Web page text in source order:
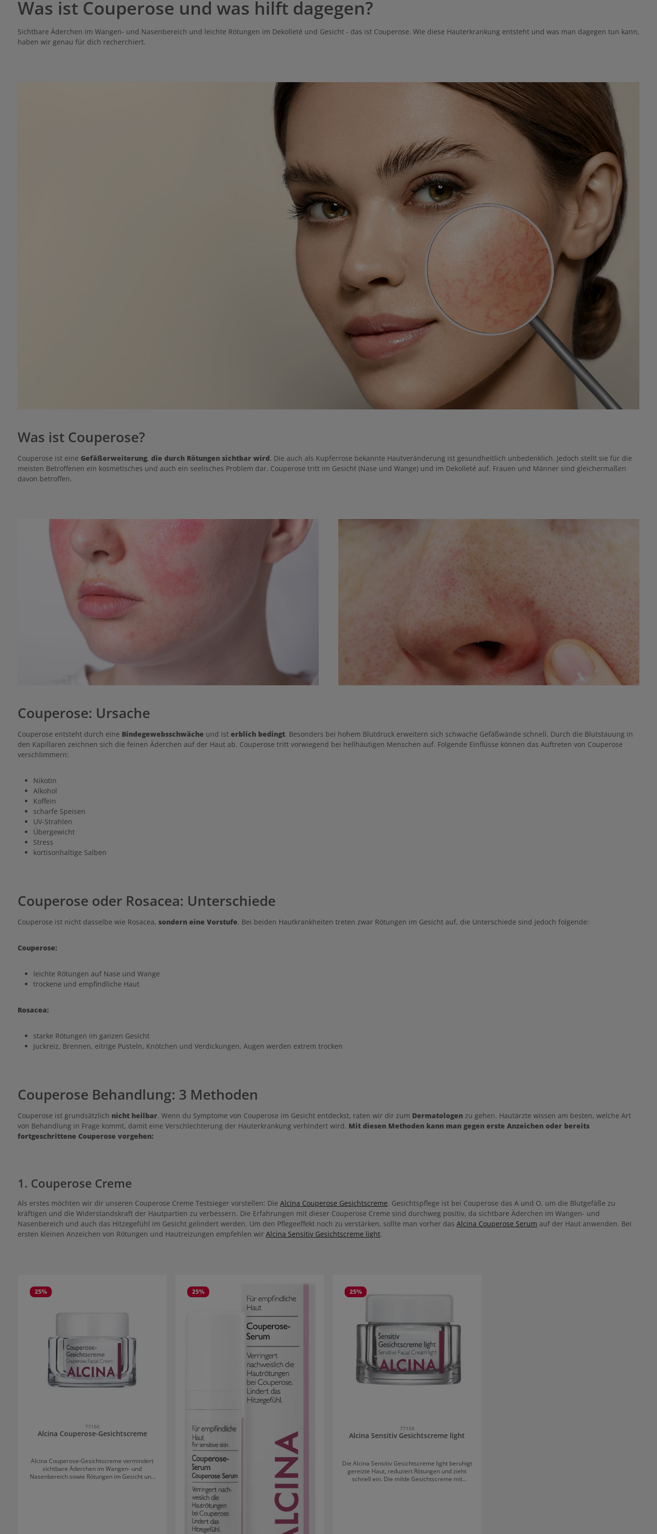
Was ist Couperose und was hilft dagegen?
Sichtbare Äderchen im Wangen- und Nasenbereich und leichte Rötungen im Dekolleté und Gesicht - das ist Couperose. Wie diese Hauterkrankung entsteht und was man dagegen tun kann,
haben wir genau für dich recherchiert.
Was ist Couperose?
Couperose ist eine Gefäßerweiterung, die durch Rötungen sichtbar wird. Die auch als Kupferrose bekannte Hautveränderung ist gesundheitlich unbedenklich. Jedoch stellt sie für die
meisten Betroffenen ein kosmetisches und auch ein seelisches Problem dar. Couperose tritt im Gesicht (Nase und Wange) und im Dekolleté auf. Frauen und Männer sind gleichermaßen
davon betroffen.
Couperose: Ursache
Couperose entsteht durch eine Bindegewebsschwäche und ist erblich bedingt. Besonders bei hohem Blutdruck erweitern sich schwache Gefäßwände schnell. Durch die Blutstauung in
den Kapillaren zeichnen sich die feinen Äderchen auf der Haut ab. Couperose tritt vorwiegend bei hellhäutigen Menschen auf. Folgende Einflüsse können das Auftreten von Couperose
verschlimmern:
Nikotin
Alkohol
Koffein
scharfe Speisen
UV-Strahlen
Übergewicht
Stress
kortisonhaltige Salben
Couperose oder Rosacea: Unterschiede
Couperose ist nicht dasselbe wie Rosacea, sondern eine Vorstufe. Bei beiden Hautkrankheiten treten zwar Rötungen im Gesicht auf, die Unterschiede sind jedoch folgende:
Couperose:
leichte Rötungen auf Nase und Wange
trockene und empfindliche Haut
Rosacea:
starke Rötungen im ganzen Gesicht
Juckreiz, Brennen, eitrige Pusteln, Knötchen und Verdickungen, Augen werden extrem trocken
Couperose Behandlung: 3 Methoden
Couperose ist grundsätzlich nicht heilbar. Wenn du Symptome von Couperose im Gesicht entdeckst, raten wir dir zum Dermatologen zu gehen. Hautärzte wissen am besten, welche Art
von Behandlung in Frage kommt, damit eine Verschlechterung der Hauterkrankung verhindert wird. Mit diesen Methoden kann man gegen erste Anzeichen oder bereits
fortgeschrittene Couperose vorgehen:
1. Couperose Creme
Als erstes möchten wir dir unseren Couperose Creme Testsieger vorstellen: Die Alcina Couperose Gesichtscreme. Gesichtspflege ist bei Couperose das A und O, um die Blutgefäße zu
kräftigen und die Widerstandskraft der Hautpartien zu verbessern. Die Erfahrungen mit dieser Couperose Creme sind durchweg positiv, da sichtbare Äderchen im Wangen- und
Nasenbereich und auch das Hitzegefühl im Gesicht gelindert werden. Um den Pflegeeffekt noch zu verstärken, sollte man vorher das Alcina Couperose Serum auf der Haut anwenden. Bei
ersten kleinen Anzeichen von Rötungen und Hautreizungen empfehlen wir Alcina Sensitiv Gesichtscreme light.
25%
77156
Alcina Couperose-Gesichtscreme
Alcina Couperose-Gesichtscreme vermindert
sichtbare Äderchen im Wangen- und
Nasenbereich sowie Rötungen im Gesicht und
25% 25%
77158
Alcina Sensitiv Gesichtscreme light
Die Alcina Sensitiv Gesichtscreme light beruhigt
gereizte Haut, reduziert Rötungen und zieht
schnell ein. Die milde Gesichtscreme mit